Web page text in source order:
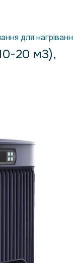
для
20 м3),